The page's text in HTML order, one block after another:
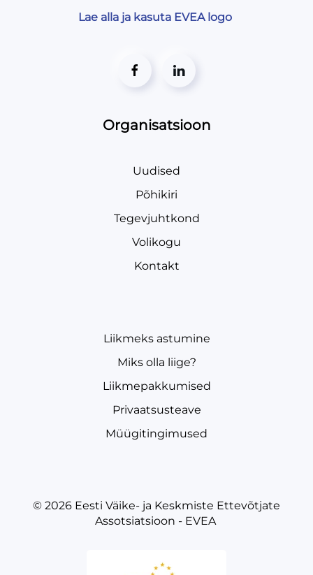
Lae alla ja kasuta EVEA logo
Organisatsioon
Uudised
Põhikiri
Tegevjuhtkond
Volikogu
Kontakt
Liikmeks astumine
Miks olla liige?
Liikmepakkumised
Privaatsusteave
Müügitingimused
© 2026 Eesti Väike- ja Keskmiste Ettevõtjate
Assotsiatsioon - EVEA